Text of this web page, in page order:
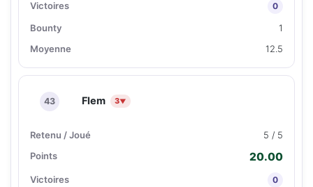
0
1
12.5
43 Flem 3▼
5 / 5
20.00
0